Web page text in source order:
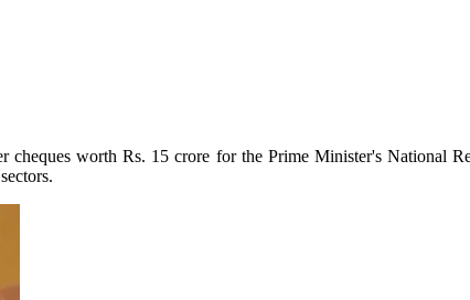
worth Rs. 15 crore for the Prime Minister's National